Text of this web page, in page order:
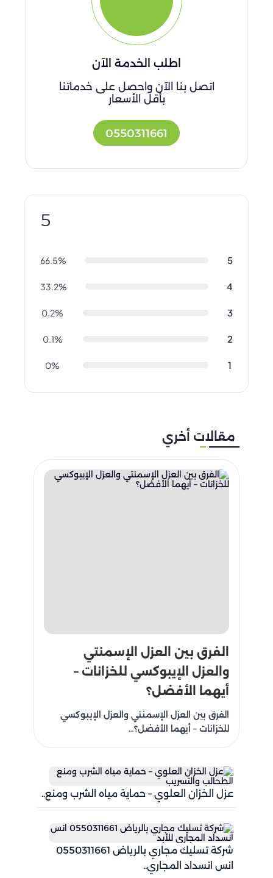
اطلب الخدمة الآن
اتصل بنا الآن واحصل على خدماتنا
بأقل الأسعار
0550311661
5
5
66.5%
4
33.2%
3
0.2%
2
0.1%
1
0%
مقالات أخري
الفرق بين العزل الإسمنتي
والعزل الإيبوكسي للخزانات –
أيهما الأفضل؟
الفرق بين العزل الإسمنتي والعزل الإيبوكسي
للخزانات – أيهما الأفضل؟…
عزل الخزان العلوي – حماية مياه الشرب ومنع..
شركة تسليك مجاري بالرياض 0550311661
انس انسداد المجاري..